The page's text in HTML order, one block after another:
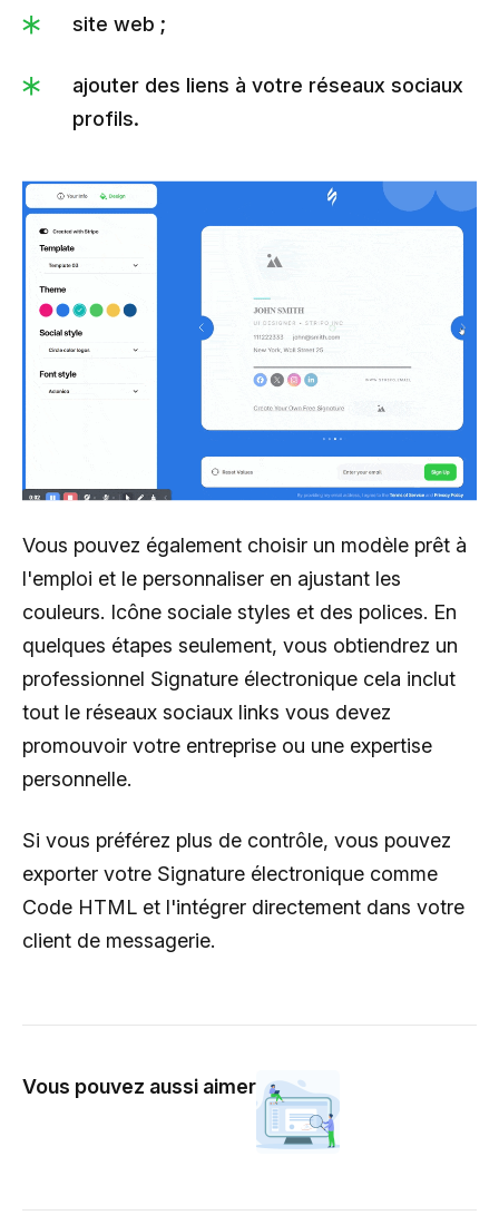
site web ;
ajouter des liens à votre réseaux sociaux
profils.
Vous pouvez également choisir un modèle prêt à
l'emploi et le personnaliser en ajustant les
couleurs. Icône sociale styles et des polices. En
quelques étapes seulement, vous obtiendrez un
professionnel Signature électronique cela inclut
tout le réseaux sociaux links vous devez
promouvoir votre entreprise ou une expertise
personnelle.
Si vous préférez plus de contrôle, vous pouvez
exporter votre Signature électronique comme
Code HTML et l'intégrer directement dans votre
client de messagerie.
Vous pouvez aussi aimer